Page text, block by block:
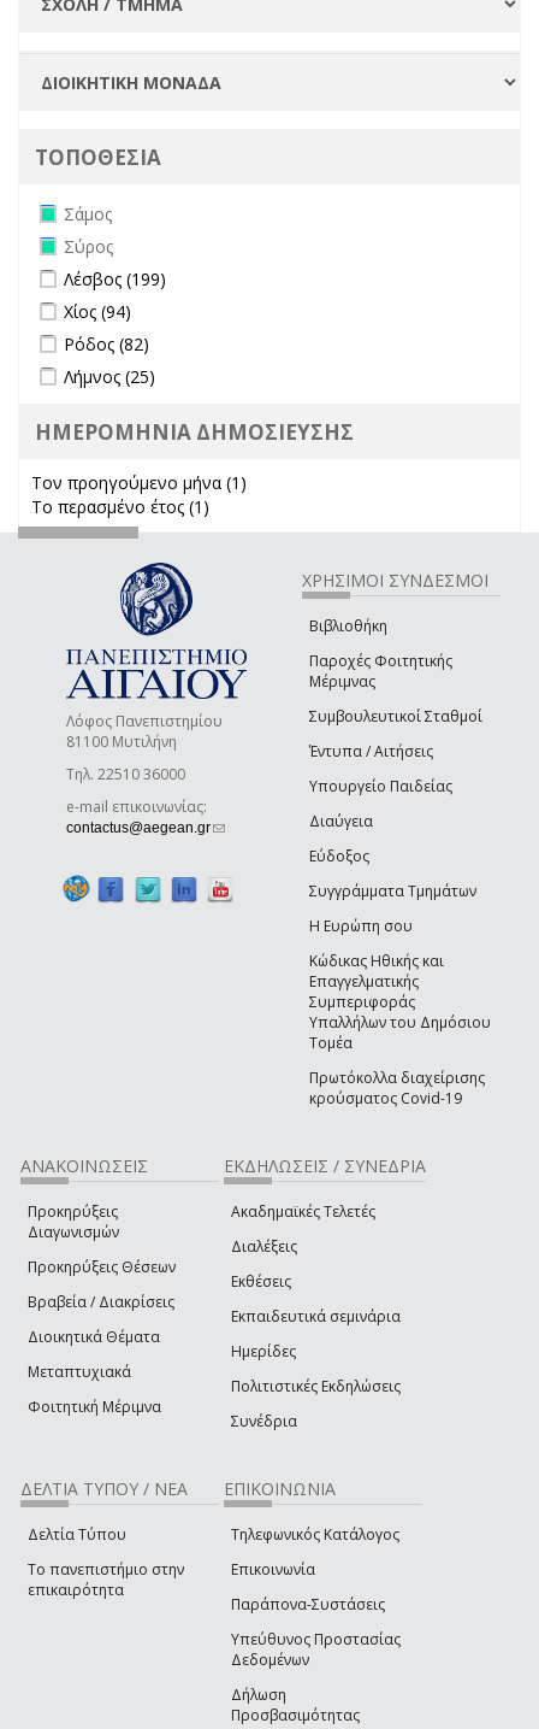
ΤΟΠΟΘΕΣΙΑ
Remove Σάμος filter
Σάμος
Remove Σύρος filter
Σύρος
Apply Λέσβος filter
Λέσβος (199)
Apply Χίος filter
Χίος (94)
Apply Ρόδος filter
Ρόδος (82)
Apply Λήμνος filter
Λήμνος (25)
ΗΜΕΡΟΜΗΝΙΑ ΔΗΜΟΣΙΕΥΣΗΣ
Τον προηγούμενο μήνα (1)
Το περασμένο έτος (1)
Λόφος Πανεπιστημίου
81100 Μυτιλήνη
Τηλ. 22510 36000
e-mail επικοινωνίας:
contactus@aegean.gr(link sends e-mail)
ΧΡΗΣΙΜΟΙ ΣΥΝΔΕΣΜΟΙ
Βιβλιοθήκη
Παροχές Φοιτητικής
Μέριμνας
Συμβουλευτικοί Σταθμοί
Έντυπα / Αιτήσεις
Υπουργείο Παιδείας
Διαύγεια
Εύδοξος
Συγγράμματα Τμημάτων
Η Ευρώπη σου
Κώδικας Ηθικής και
Επαγγελματικής
Συμπεριφοράς
Υπαλλήλων του Δημόσιου
Τομέα
Πρωτόκολλα διαχείρισης
κρούσματος Covid-19
ΑΝΑΚΟΙΝΩΣΕΙΣ
Προκηρύξεις
Διαγωνισμών
Προκηρύξεις Θέσεων
Βραβεία / Διακρίσεις
Διοικητικά Θέματα
Μεταπτυχιακά
Φοιτητική Μέριμνα
ΕΚΔΗΛΩΣΕΙΣ / ΣΥΝΕΔΡΙΑ
Ακαδημαϊκές Τελετές
Διαλέξεις
Εκθέσεις
Εκπαιδευτικά σεμινάρια
Ημερίδες
Πολιτιστικές Εκδηλώσεις
Συνέδρια
ΔΕΛΤΙΑ ΤΥΠΟΥ / ΝΕΑ
Δελτία Τύπου
Το πανεπιστήμιο στην
επικαιρότητα
ΕΠΙΚΟΙΝΩΝΙΑ
Τηλεφωνικός Κατάλογος
Επικοινωνία
Παράπονα-Συστάσεις
Υπεύθυνος Προστασίας
Δεδομένων
Δήλωση
Προσβασιμότητας